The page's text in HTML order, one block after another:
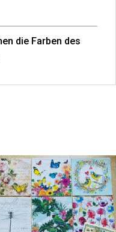
die Farben des